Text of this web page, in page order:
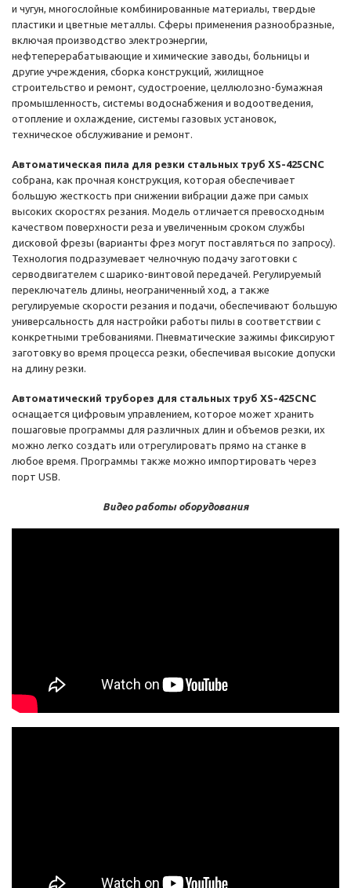
и чугун, многослойные комбинированные материалы, твердые
пластики и цветные металлы. Сферы применения разнообразные,
включая производство электроэнергии,
нефтеперерабатывающие и химические заводы, больницы и
другие учреждения, сборка конструкций, жилищное
строительство и ремонт, судостроение, целлюлозно-бумажная
промышленность, системы водоснабжения и водоотведения,
отопление и охлаждение, системы газовых установок,
техническое обслуживание и ремонт.
Автоматическая пила для резки стальных труб XS-425CNC
собрана, как прочная конструкция, которая обеспечивает
большую жесткость при снижении вибрации даже при самых
высоких скоростях резания. Модель отличается превосходным
качеством поверхности реза и увеличенным сроком службы
дисковой фрезы (варианты фрез могут поставляться по запросу).
Технология подразумевает челночную подачу заготовки с
серводвигателем с шарико-винтовой передачей. Регулируемый
переключатель длины, неограниченный ход, а также
регулируемые скорости резания и подачи, обеспечивают большую
универсальность для настройки работы пилы в соответствии с
конкретными требованиями. Пневматические зажимы фиксируют
заготовку во время процесса резки, обеспечивая высокие допуски
на длину резки.
Автоматический труборез для стальных труб XS-425CNC
оснащается цифровым управлением, которое может хранить
пошаговые программы для различных длин и объемов резки, их
можно легко создать или отрегулировать прямо на станке в
любое время. Программы также можно импортировать через
порт USB.
Видео работы оборудования